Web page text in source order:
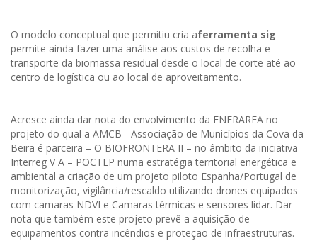
O modelo conceptual que permitiu cria aferramenta sig
permite ainda fazer uma análise aos custos de recolha e
transporte da biomassa residual desde o local de corte até ao
centro de logística ou ao local de aproveitamento.
Acresce ainda dar nota do envolvimento da ENERAREA no
projeto do qual a AMCB - Associação de Municípios da Cova da
Beira é parceira – O BIOFRONTERA II – no âmbito da iniciativa
Interreg V A – POCTEP numa estratégia territorial energética e
ambiental a criação de um projeto piloto Espanha/Portugal de
monitorização, vigilância/rescaldo utilizando drones equipados
com camaras NDVI e Camaras térmicas e sensores lidar. Dar
nota que também este projeto prevê a aquisição de
equipamentos contra incêndios e proteção de infraestruturas.